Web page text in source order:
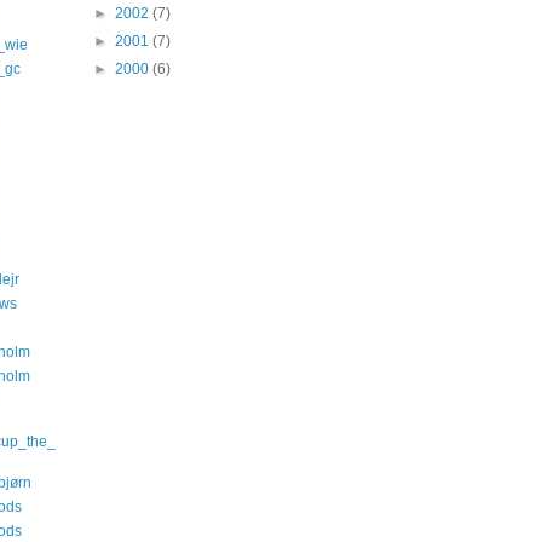
► 2002 (7)
► 2001 (7)
► 2000 (6)